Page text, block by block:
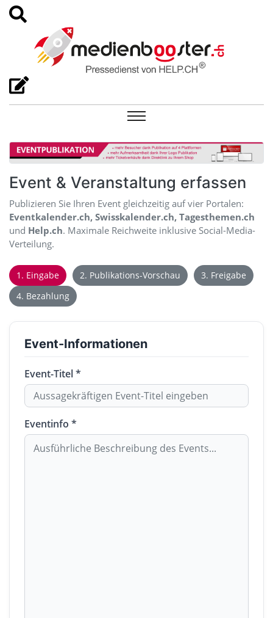
Event & Veranstaltung erfassen
Publizieren Sie Ihren Event gleichzeitig auf vier Portalen:
Eventkalender.ch, Swisskalender.ch, Tagesthemen.ch
und Help.ch. Maximale Reichweite inklusive Social-Media-
Verteilung.
1. Eingabe 2. Publikations-Vorschau
3. Freigabe
4. Bezahlung
Event-Informationen
Event-Titel *
Eventinfo *